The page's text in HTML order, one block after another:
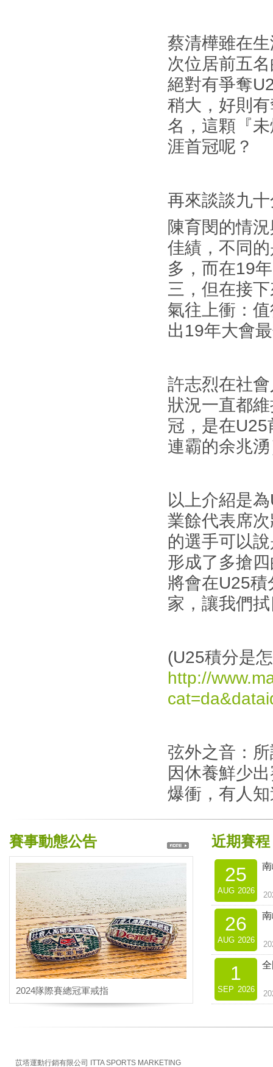
蔡清樺雖在
次位居前五
絕對有爭奪
稍大，好則
名，這顆『
涯首冠呢？
再來談談九
陳育閔的情
佳績，不同
多，而在19
三，但在接
氣往上衝：
出19年大會
許志烈在社
狀況一直都
冠，是在
連霸的余兆
以上介紹是
業餘代表席
的選手可以
形成了多搶
將會在U25
家，讓我們
(U25積分是
http://
弦外之音：
因休養鮮少
爆衝，有人
賽事動態公告
2024隊際賽總冠軍戒指
近期賽程
2026
AUG
25
2026
AUG
26
2026
SEP
1
苡塔運動行銷有限公司 ITTA SPORTS MARKETING